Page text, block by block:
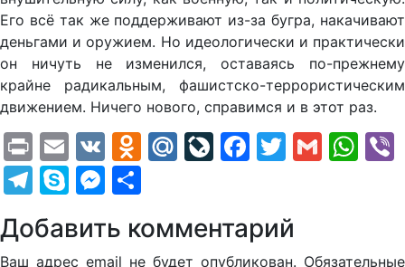
Его всё так же поддерживают из-за бугра, накачивают
деньгами и оружием. Но идеологически и практически
он ничуть не изменился, оставаясь по-прежнему
крайне радикальным, фашистско-террористическим
движением. Ничего нового, справимся и в этот раз.
PrintEmail
VK Odnoklassniki
Mail.Ru
LiveJournal
Facebook
Twitter
Gmail
Telegram
SkypeMessenger
Добавить комментарий
Ваш адрес email не будет опубликован. Обязательные